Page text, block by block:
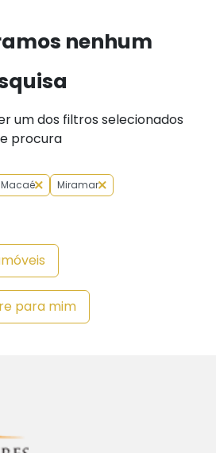
Macaé
Miramar
nenhum
um dos filtros selecionados
procura
para mim